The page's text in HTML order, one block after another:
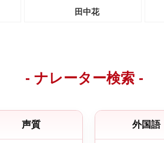
田中花
- ナレーター検索 -
声質 外国語